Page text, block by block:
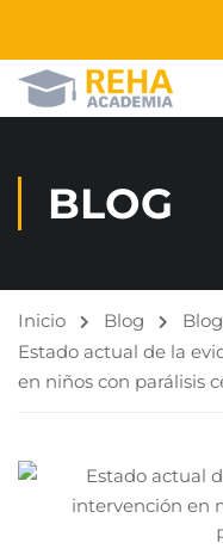
BLOG
Inicio Blog
Blog
Estado actual de la
en niños con parálisis